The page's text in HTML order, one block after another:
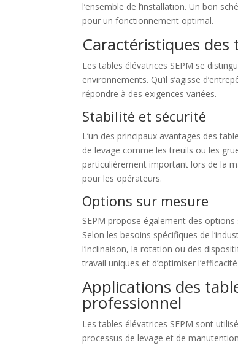
l’ensemble de l’installation. Un bon
pour un fonctionnement optimal.
Caractéristiques des
Les tables élévatrices SEPM se
environnements. Qu’il s’agisse
répondre à des exigences variées.
Stabilité et sécurité
L’un des principaux avantages des
de levage comme les treuils ou les
particulièrement important lors de la
pour les opérateurs.
Options sur mesure
SEPM propose également des
Selon les besoins spécifiques de
l’inclinaison, la rotation ou des
travail uniques et d’optimiser
Applications des
professionnel
Les tables élévatrices SEPM sont
processus de levage et de